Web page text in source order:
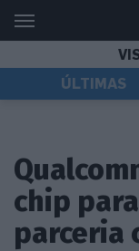
ÚLTIMAS
chip
parceria